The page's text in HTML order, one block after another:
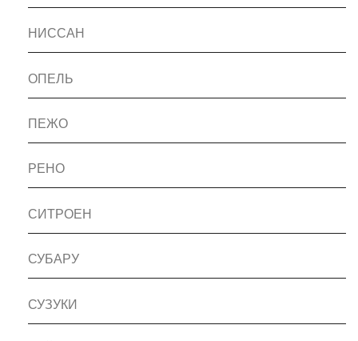
НИССАН
ОПЕЛЬ
ПЕЖО
РЕНО
СИТРОЕН
СУБАРУ
СУЗУКИ